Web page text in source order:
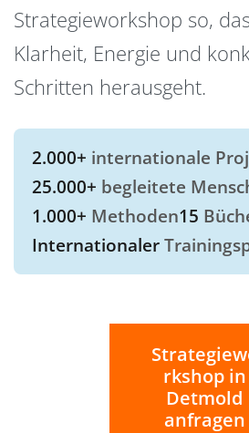
Strategieworkshop so,
Klarheit, Energie und
Schritten herausgeht.
2.000+ internationale
25.000+ begleitete
1.000+ Methoden15
Internationaler
rkshop in
Detmold
anfragen